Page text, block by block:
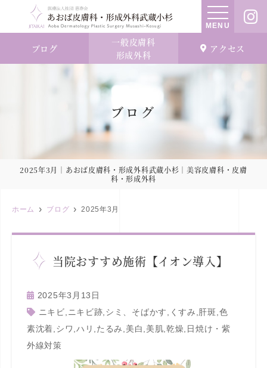
MENU
ブログ
一般皮膚科
形成外科
アクセス
ブログ
2025年3月｜あおば皮膚科・形成外科武蔵小杉｜美容皮膚科・皮膚
科・形成外科
ホーム ブログ 2025年3月
当院おすすめ施術【イオン導入】
2025年3月13日
ニキビ ニキビ跡 シミ、そばかす くすみ 肝斑 色
素沈着 シワ ハリ たるみ 美白 美肌 ,乾燥 日焼け・紫
外線対策